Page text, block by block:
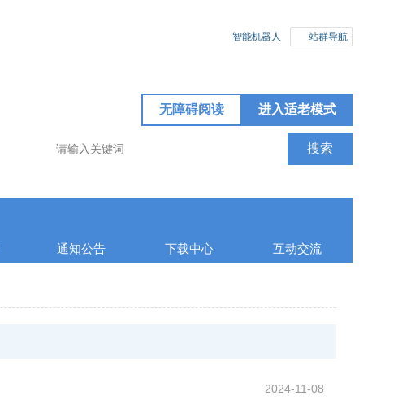
站群导航
智能机器人
进入适老模式
无障碍阅读
通知公告 下载中心 互动交流
2024-11-08